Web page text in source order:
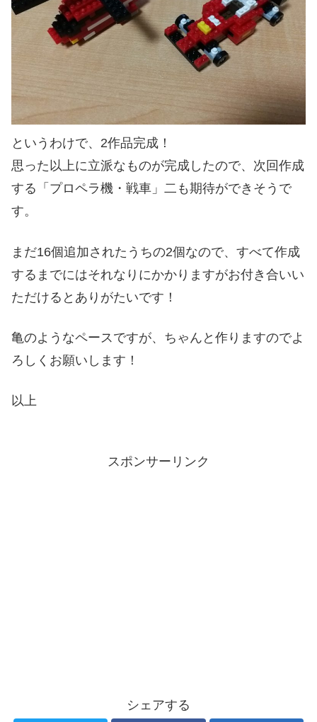
というわけで、2作品完成！
思った以上に立派なものが完成したので、次回作成
する「プロペラ機・戦車」二も期待ができそうで
す。
まだ16個追加されたうちの2個なので、すべて作成
するまでにはそれなりにかかりますがお付き合いい
ただけるとありがたいです！
亀のようなペースですが、ちゃんと作りますのでよ
ろしくお願いします！
以上
スポンサーリンク
シェアする